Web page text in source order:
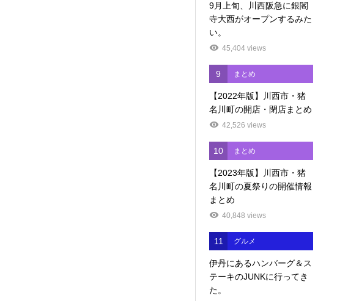
9月上旬、川西阪急に銀閣
寺大西がオープンするみた
い。
45,404 views
9 まとめ
【2022年版】川西市・猪
名川町の開店・閉店まとめ
42,526 views
10 まとめ
【2023年版】川西市・猪
名川町の夏祭りの開催情報
まとめ
40,848 views
11 グルメ
伊丹にあるハンバーグ＆ス
テーキのJUNKに行ってき
た。